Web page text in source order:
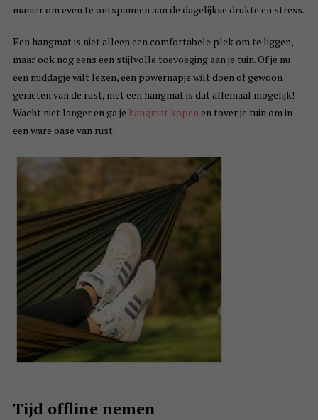
manier om even te ontspannen aan de dagelijkse drukte en stress.
Een hangmat is niet alleen een comfortabele plek om te liggen,
maar ook nog eens een stijlvolle toevoeging aan je tuin. Of je nu
een middagje wilt lezen, een powernapje wilt doen of gewoon
genieten van de rust, met een hangmat is dat allemaal mogelijk!
Wacht niet langer en ga je hangmat kopenen tover je tuin om in
een ware oase van rust.
Tijd offline nemen